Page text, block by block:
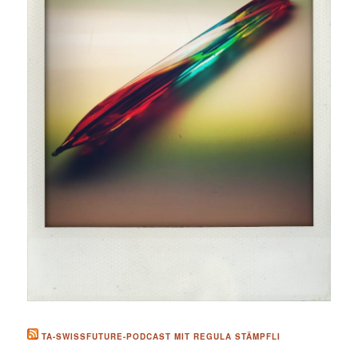
TA-SWISSFUTURE-PODCAST MIT REGULA STÄMPFLI